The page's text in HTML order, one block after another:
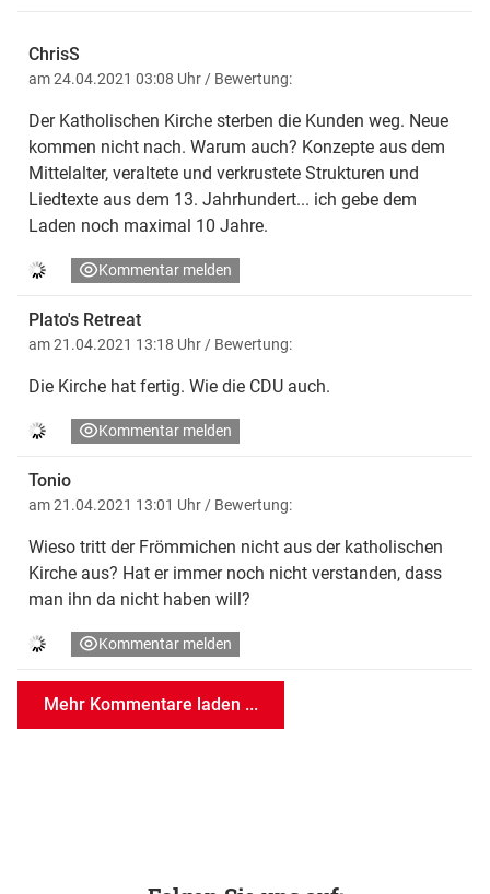
ChrisS
am 24.04.2021 03:08 Uhr/ Bewertung:
Der Katholischen Kirche sterben die Kunden weg. Neue
kommen nicht nach. Warum auch? Konzepte aus dem
Mittelalter, veraltete und verkrustete Strukturen und
Liedtexte aus dem 13. Jahrhundert... ich gebe dem
Laden noch maximal 10 Jahre.
Kommentar melden
Plato's Retreat
am 21.04.2021 13:18 Uhr/ Bewertung:
Die Kirche hat fertig. Wie die CDU auch.
Kommentar melden
Tonio
am 21.04.2021 13:01 Uhr/ Bewertung:
Wieso tritt der Frömmichen nicht aus der katholischen
Kirche aus? Hat er immer noch nicht verstanden, dass
man ihn da nicht haben will?
Kommentar melden
Mehr Kommentare laden ...